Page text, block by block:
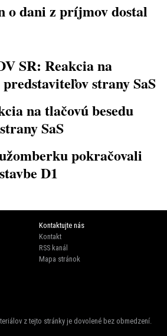
o dani z príjmov dostal
SR: Reakcia na
strany SaS
na tlačovú besedu
SaS
pokračovali
D1
Kontaktujte nás
Kontakt
RSS kanál
Mapa stránok
z tejto stránky je dovolené bez obmedzení.